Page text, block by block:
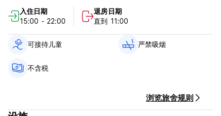
酒店提供免费私人停车场。此外，所有房间均设有独立的私人入
口，因此它们也是应对新冠肺炎 (COVID-19) 新情况的理想选择。
（我们的房间已消毒，我们采取一切措施应对新冠病毒）。
如果您想探索米洛斯岛，我们可以安排汽车租赁服务。
阿达玛斯 Angelica's 豪华客房 条件和政策：
请注意，如果在抵达日期前 14 天内取消预订，酒店将不收取罚
金。入住前 13 至 1 天内取消预订，需支付 50% 的取消费用。未
出现和提早退房将收取全额费用。
入住日期
15:00 - 22:00
退房日期
直到 11:00
可接待儿童 严禁吸烟
不含税
浏览旅舍规则